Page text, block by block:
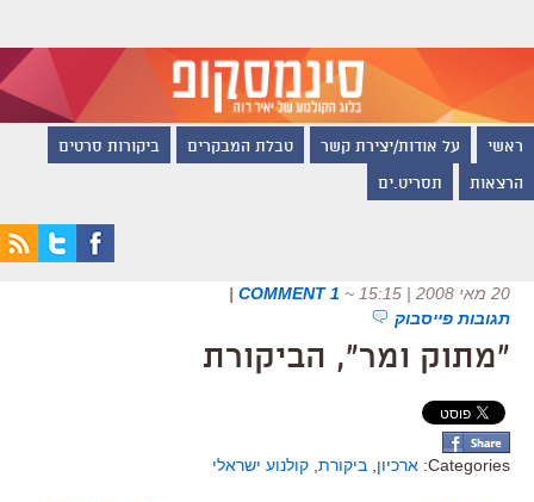
ראשי על אודות/יצירת קשר טבלת המבקרים ביקורות סרטים
הרצאות תסריט.ים
20 מאי 2008 | 15:15 ~
1 COMMENT
|
תגובות פייסבוק
"מתוק ומר", הביקורת
Categories: ארכיון ביקורת קולנוע ישראלי